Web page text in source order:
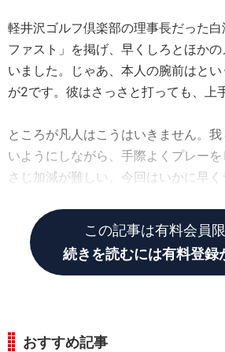
軽井沢ゴルフ倶楽部の理事長だった
ファスト」を掲げ、早くしろとほか
いました。じゃあ、本人の腕前はと
が2です。彼はさっさと打っても、上
ところが凡人はこうはいきません。
いようにしながら、手際よくプレー
さじ加減が難しい。今回はいかに早
この記事は有料会員
続きを読むには有料登録
おすすめ記事